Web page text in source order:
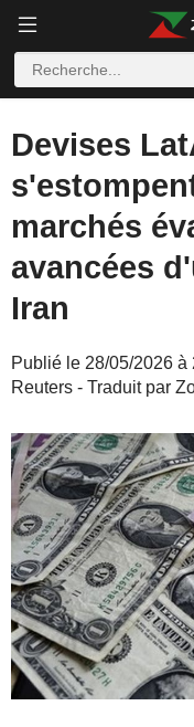
Devises
marchés
avancées
Iran
Publié le 28/05/2026 à
Reuters - Traduit par